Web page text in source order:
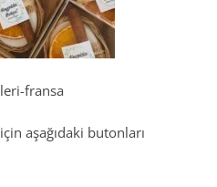
fransa
aşağıdaki butonları